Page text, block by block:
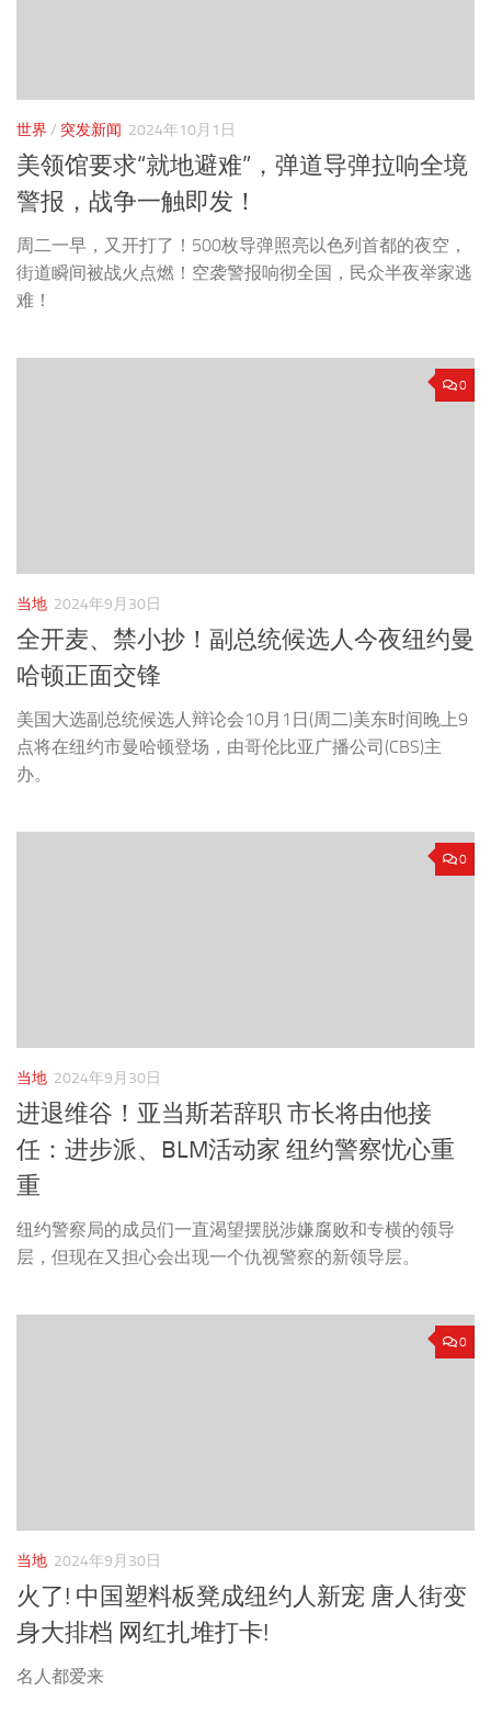
世界 / 突发新闻 2024年10月1日
美领馆要求“就地避难”，弹道导弹拉响全境
警报，战争一触即发！
周二一早，又开打了！500枚导弹照亮以色列首都的夜空，
街道瞬间被战火点燃！空袭警报响彻全国，民众半夜举家逃
难！
0
当地 2024年9月30日
全开麦、禁小抄！副总统候选人今夜纽约曼
哈顿正面交锋
美国大选副总统候选人辩论会10月1日(周二)美东时间晚上9
点将在纽约市曼哈顿登场，由哥伦比亚广播公司(CBS)主
办。
0
当地 2024年9月30日
进退维谷！亚当斯若辞职 市长将由他接
任：进步派、BLM活动家 纽约警察忧心重
重
纽约警察局的成员们一直渴望摆脱涉嫌腐败和专横的领导
层，但现在又担心会出现一个仇视警察的新领导层。
0
当地 2024年9月30日
火了! 中国塑料板凳成纽约人新宠 唐人街变
身大排档 网红扎堆打卡!
名人都爱来